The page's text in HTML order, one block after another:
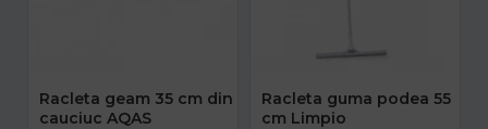
Racleta geam 35 cm din
cauciuc AQAS
Racleta guma podea 55
cm Limpio